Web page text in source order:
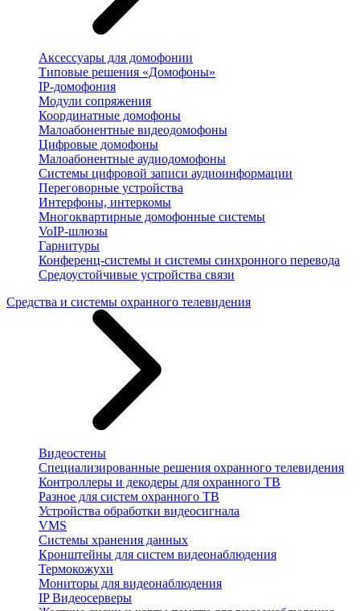
Аксессуары для домофонии
Типовые решения «Домофоны»
IP-домофония
Модули сопряжения
Координатные домофоны
Малоабонентные видеодомофоны
Цифровые домофоны
Малоабонентные аудиодомофоны
Системы цифровой записи аудиоинформации
Переговорные устройства
Интерфоны, интеркомы
Многоквартирные домофонные системы
VoIP-шлюзы
Гарнитуры
Конференц-системы и системы синхронного перевода
Средоустойчивые устройства связи
Средства и системы охранного телевидения
Видеостены
Специализированные решения охранного телевидения
Контроллеры и декодеры для охранного ТВ
Разное для систем охранного ТВ
Устройства обработки видеосигнала
VMS
Системы хранения данных
Кронштейны для систем видеонаблюдения
Термокожухи
Мониторы для видеонаблюдения
IP Видеосерверы